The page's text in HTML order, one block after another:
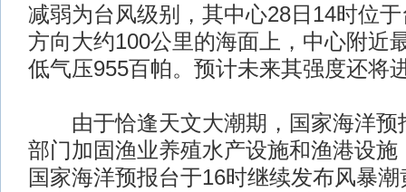
减弱为台风级别，其中心28日14时位
方向大约100公里的海面上，中心附近
低气压955百帕。预计未来其强度还将
由于恰逢天文大潮期，国家海洋预
部门加固渔业养殖水产设施和渔港设施
国家海洋预报台于16时继续发布风暴